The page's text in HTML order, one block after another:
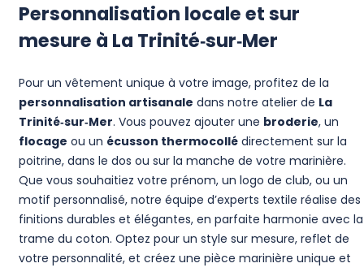
Personnalisation locale et sur
mesure à La Trinité‑sur‑Mer
Pour un vêtement unique à votre image, profitez de la
personnalisation artisanale dans notre atelier de La
Trinité‑sur‑Mer. Vous pouvez ajouter une broderie, un
flocage ou un écusson thermocollédirectement sur la
poitrine, dans le dos ou sur la manche de votre marinière.
Que vous souhaitiez votre prénom, un logo de club, ou un
motif personnalisé, notre équipe d’experts textile réalise des
finitions durables et élégantes, en parfaite harmonie avec la
trame du coton. Optez pour un style sur mesure, reflet de
votre personnalité, et créez une pièce marinière unique et